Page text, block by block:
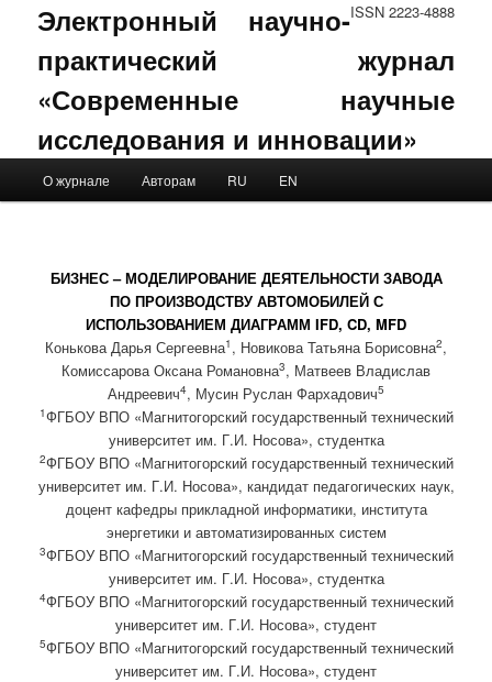
ISSN 2223-4888
Электронный научно-
практический журнал
«Современные научные
исследования и инновации»
Skip to primary content
Skip to secondary content
О журнале Авторам RU EN
БИЗНЕС – МОДЕЛИРОВАНИЕ ДЕЯТЕЛЬНОСТИ ЗАВОДА
ПО ПРОИЗВОДСТВУ АВТОМОБИЛЕЙ С
ИСПОЛЬЗОВАНИЕМ ДИАГРАММ IFD, CD, MFD
Конькова Дарья Сергеевна1 , Новикова Татьяна Борисовна2,
Комиссарова Оксана Романовна3, Матвеев Владислав
Андреевич4, Мусин Руслан Фархадович5
1ФГБОУ ВПО «Магнитогорский государственный технический
университет им. Г.И. Носова», студентка
2ФГБОУ ВПО «Магнитогорский государственный технический
университет им. Г.И. Носова», кандидат педагогических наук,
доцент кафедры прикладной информатики, института
энергетики и автоматизированных систем
3ФГБОУ ВПО «Магнитогорский государственный технический
университет им. Г.И. Носова», студентка
4ФГБОУ ВПО «Магнитогорский государственный технический
университет им. Г.И. Носова», студент
5ФГБОУ ВПО «Магнитогорский государственный технический
университет им. Г.И. Носова», студент